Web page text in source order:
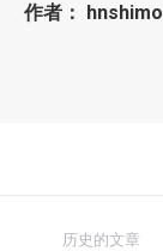
作者： hnshimo
历史的文章